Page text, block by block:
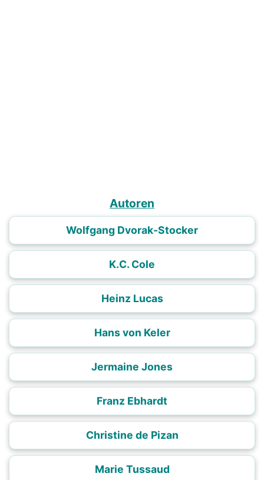
Autoren
Wolfgang Dvorak-Stocker
K.C. Cole
Heinz Lucas
Hans von Keler
Jermaine Jones
Franz Ebhardt
Christine de Pizan
Marie Tussaud